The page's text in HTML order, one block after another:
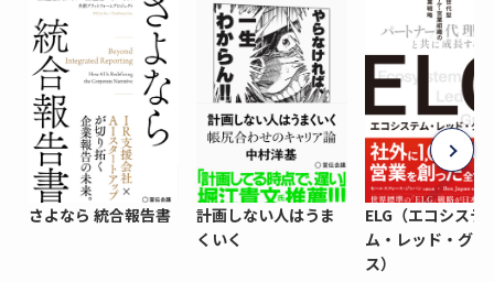
さよなら 統合報告書
計画しない人はうま
くいく
ELG（エコシステ
ム・レッド・グロ
ス）